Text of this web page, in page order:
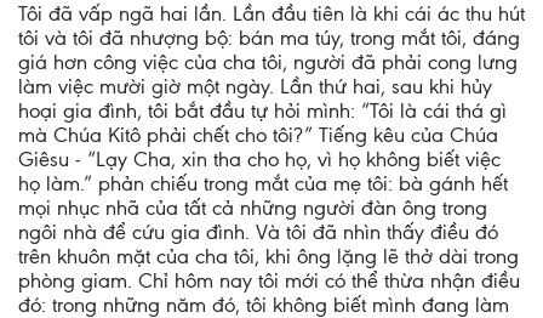
Tôi đã vấp ngã hai lần. Lần đầu tiên là khi cái ác thu hút
tôi và tôi đã nhượng bộ: bán ma túy, trong mắt tôi, đáng
giá hơn công việc của cha tôi, người đã phải cong lưng
làm việc mười giờ một ngày. Lần thứ hai, sau khi hủy
hoại gia đình, tôi bắt đầu tự hỏi mình: “Tôi là cái thá gì
mà Chúa Kitô phải chết cho tôi?” Tiếng kêu của Chúa
Giêsu - “Lạy Cha, xin tha cho họ, vì họ không biết việc
họ làm.” phản chiếu trong mắt của mẹ tôi: bà gánh hết
mọi nhục nhã của tất cả những người đàn ông trong
ngôi nhà để cứu gia đình. Và tôi đã nhìn thấy điều đó
trên khuôn mặt của cha tôi, khi ông lặng lẽ thở dài trong
phòng giam. Chỉ hôm nay tôi mới có thể thừa nhận điều
đó: trong những năm đó, tôi không biết mình đang làm